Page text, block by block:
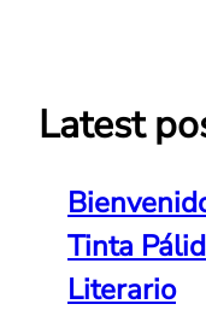
Latest
Tinta
Literario